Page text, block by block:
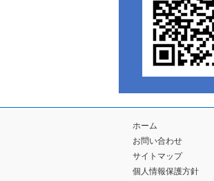
ホーム
お問い合わせ
サイトマップ
個人情報保護方針